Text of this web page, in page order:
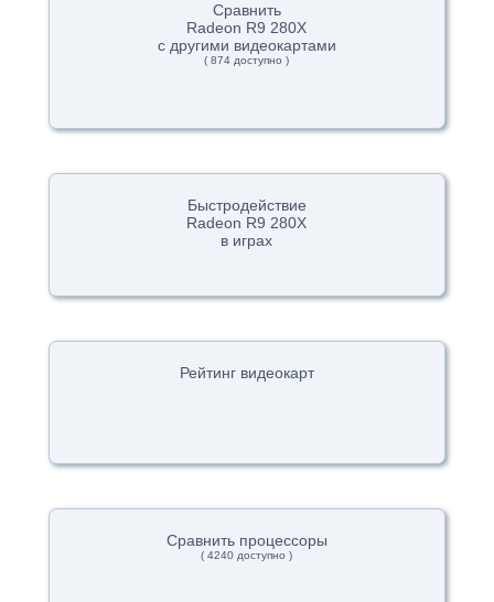
Сравнить
Radeon R9 280X
с другими видеокартами
( 874 доступно )
Быстродействие
Radeon R9 280X
в играх
Рейтинг видеокарт
Сравнить процессоры
( 4240 доступно )